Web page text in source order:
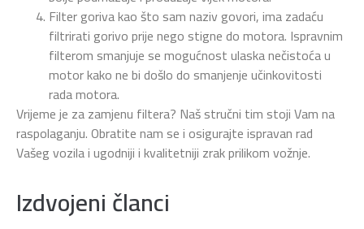
Filter goriva kao što sam naziv govori, ima zadaću
filtrirati gorivo prije nego stigne do motora. Ispravnim
filterom smanjuje se mogućnost ulaska nečistoća u
motor kako ne bi došlo do smanjenje učinkovitosti
rada motora.
Vrijeme je za zamjenu filtera? Naš stručni tim stoji Vam na
raspolaganju. Obratite nam se i osigurajte ispravan rad
Vašeg vozila i ugodniji i kvalitetniji zrak prilikom vožnje.
Izdvojeni članci